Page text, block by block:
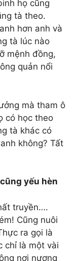
họ cũng
tà theo.
hơn anh và
tà lúc nào
mệnh đồng,
quản nổi
mà tham ô
có học theo
tà khác có
không? Tất
yếu hèn
truyền….
Cũng nuôi
ra gọi là
chỉ là một vài
nơi nương